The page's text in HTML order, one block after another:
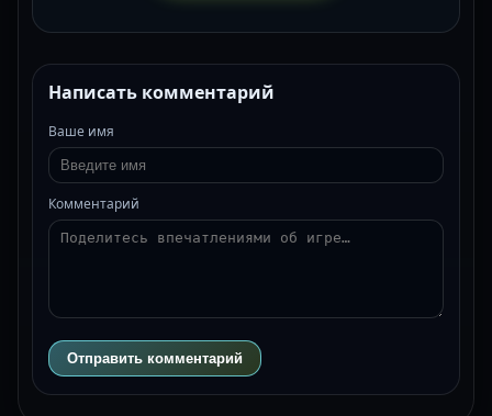
Написать комментарий
Ваше имя
Комментарий
Отправить комментарий